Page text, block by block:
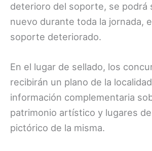
deterioro del soporte, se podrá
nuevo durante toda la jornada,
soporte deteriorado.
En el lugar de sellado, los
recibirán un plano de la
información complementaria
patrimonio artístico y lugares
pictórico de la misma.